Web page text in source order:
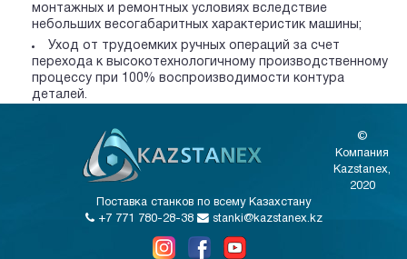
монтажных и ремонтных условиях вследствие
небольших весогабаритных характеристик машины;
Уход от трудоемких ручных операций за счет
перехода к высокотехнологичному производственному
процессу при 100% воспроизводимости контура
деталей.
©
Компания
Kazstanex,
2020
Поставка станков по всему Казахстану
+7 771 780-28-38
stanki@kazstanex.kz